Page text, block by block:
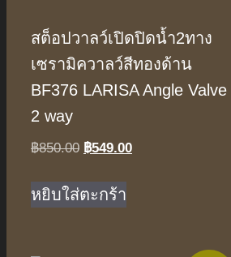
สต็อปวาลว์เปิดปิดน้ำ2ทาง
เซรามิควาลว์สีทองด้าน
BF376 LARISA Angle Valve
2 way
฿850.00 Original
was:
฿850.00.
฿549.00Current
หยิบใส่ตะกร้า